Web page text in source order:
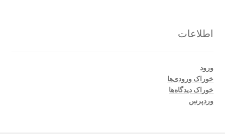
اطلاعات
ورود
خوراک ورودی‌ها
خوراک دیدگاه‌ها
وردپرس